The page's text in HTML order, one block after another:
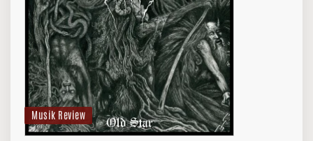
Musik Review